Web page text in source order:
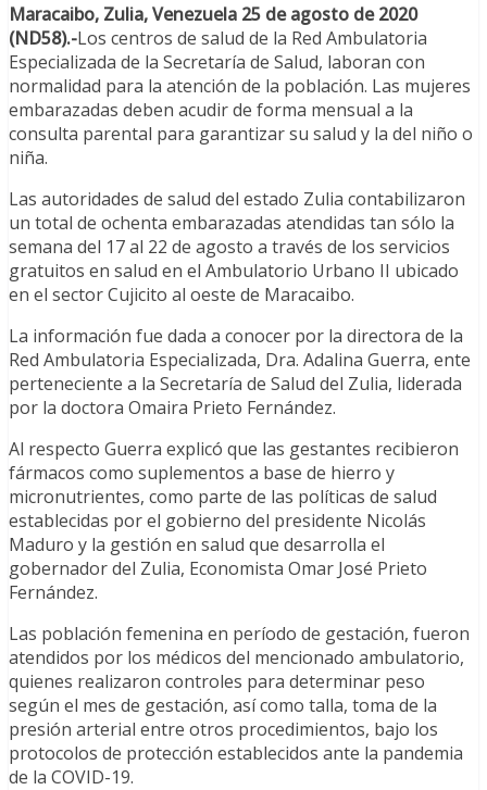
Maracaibo, Zulia, Venezuela 25 de agosto de 2020
(ND58).-Los centros de salud de la Red Ambulatoria
Especializada de la Secretaría de Salud, laboran con
normalidad para la atención de la población. Las mujeres
embarazadas deben acudir de forma mensual a la
consulta parental para garantizar su salud y la del niño o
niña.
Las autoridades de salud del estado Zulia contabilizaron
un total de ochenta embarazadas atendidas tan sólo la
semana del 17 al 22 de agosto a través de los servicios
gratuitos en salud en el Ambulatorio Urbano II ubicado
en el sector Cujicito al oeste de Maracaibo.
La información fue dada a conocer por la directora de la
Red Ambulatoria Especializada, Dra. Adalina Guerra, ente
perteneciente a la Secretaría de Salud del Zulia, liderada
por la doctora Omaira Prieto Fernández.
Al respecto Guerra explicó que las gestantes recibieron
fármacos como suplementos a base de hierro y
micronutrientes, como parte de las políticas de salud
establecidas por el gobierno del presidente Nicolás
Maduro y la gestión en salud que desarrolla el
gobernador del Zulia, Economista Omar José Prieto
Fernández.
Las población femenina en período de gestación, fueron
atendidos por los médicos del mencionado ambulatorio,
quienes realizaron controles para determinar peso
según el mes de gestación, así como talla, toma de la
presión arterial entre otros procedimientos, bajo los
protocolos de protección establecidos ante la pandemia
de la COVID-19.